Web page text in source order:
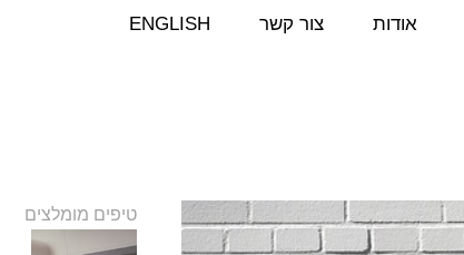
אודות צור קשר ENGLISH
טיפים מומלצים